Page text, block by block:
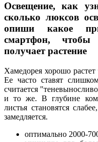
Освещение, как
сколько люксов
опиши какое
смартфон, чтобы
получает растение
Хамедорея хорошо
Ее часто ставят
считается
и то же. В глубине
листья становятся
замедляется.
оптимально 2000-